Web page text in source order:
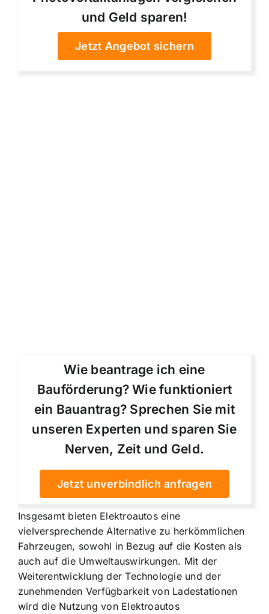
und Geld sparen!
Jetzt Angebot sichern
Wie beantrage ich eine
Bauförderung? Wie funktioniert
ein Bauantrag? Sprechen Sie mit
unseren Experten und sparen Sie
Nerven, Zeit und Geld.
Jetzt unverbindlich anfragen
Insgesamt bieten Elektroautos eine
vielversprechende Alternative zu herkömmlichen
Fahrzeugen, sowohl in Bezug auf die Kosten als
auch auf die Umweltauswirkungen. Mit der
Weiterentwicklung der Technologie und der
zunehmenden Verfügbarkeit von Ladestationen
wird die Nutzung von Elektroautos